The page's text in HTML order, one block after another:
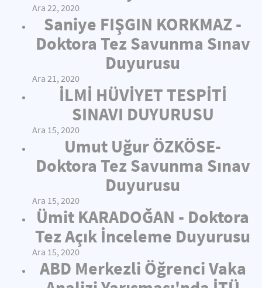
Ara 22, 2020
Saniye FIŞGIN KORKMAZ -
Doktora Tez Savunma Sınav
Duyurusu
Ara 21, 2020
İLMİ HÜVİYET TESPİTİ
SINAVI DUYURUSU
Ara 15, 2020
Umut Uğur ÖZKÖSE-
Doktora Tez Savunma Sınav
Duyurusu
Ara 15, 2020
Ümit KARADOĞAN - Doktora
Tez Açık İnceleme Duyurusu
Ara 15, 2020
ABD Merkezli Öğrenci Vaka